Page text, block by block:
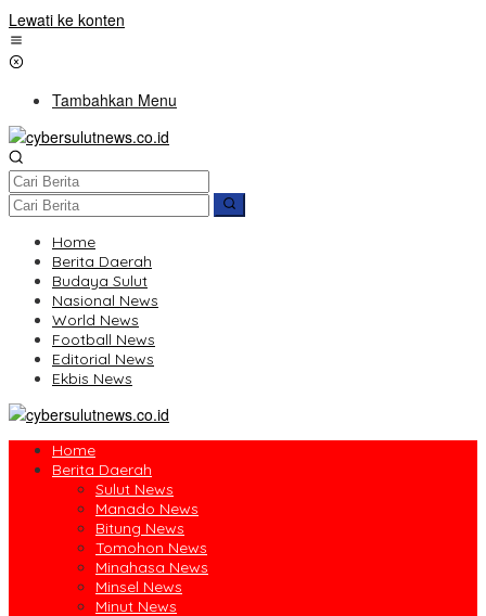
Lewati ke konten
Tambahkan Menu
Home
Berita Daerah
Budaya Sulut
Nasional News
World News
Football News
Editorial News
Ekbis News
Home
Berita Daerah
Sulut News
Manado News
Bitung News
Tomohon News
Minahasa News
Minsel News
Minut News